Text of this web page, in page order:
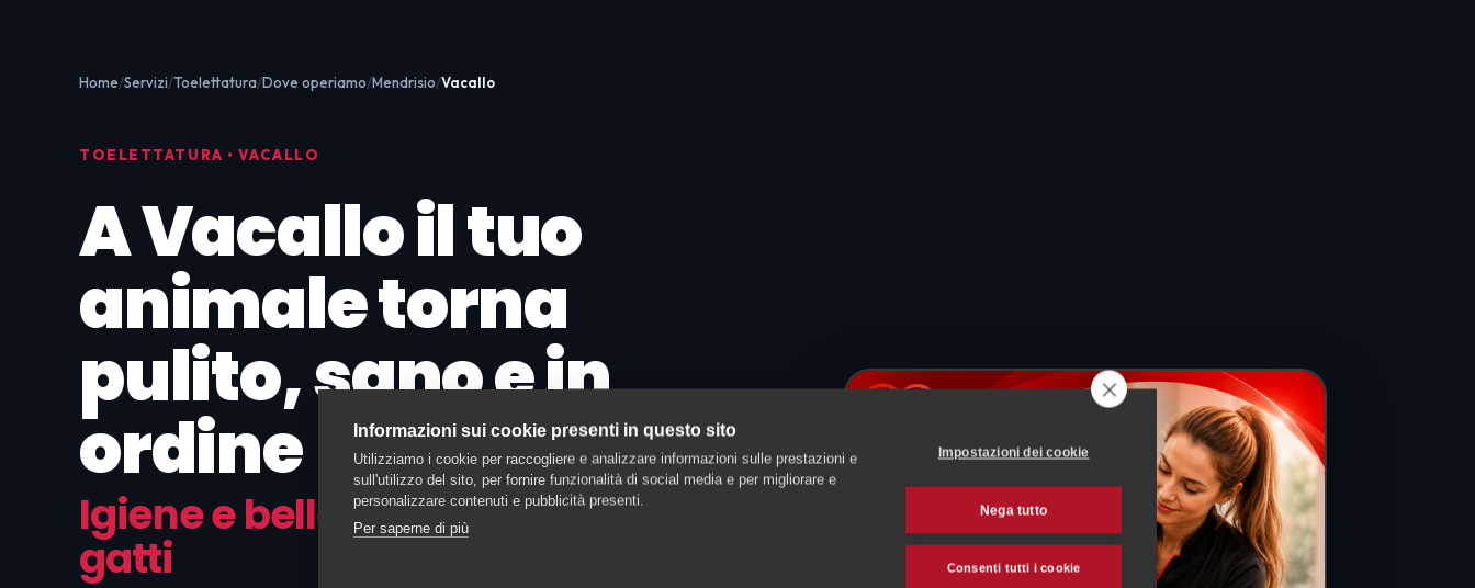
Home Servizi Toelettatura Dove operiamo Mendrisio Vacallo
TOELETTATURA • VACALLO
A Vacallo il tuo
animale torna
pulito, sano e in
ordine
Igiene e bellezza per cani e
gatti
Informazioni sui cookie presenti in questo sito
Utilizziamo i cookie per raccogliere e analizzare informazioni sulle prestazioni e
sull'utilizzo del sito, per fornire funzionalità di social media e per migliorare e
personalizzare contenuti e pubblicità presenti.
Per saperne di più
Impostazioni dei cookie
Nega tutto
Consenti tutti i cookie